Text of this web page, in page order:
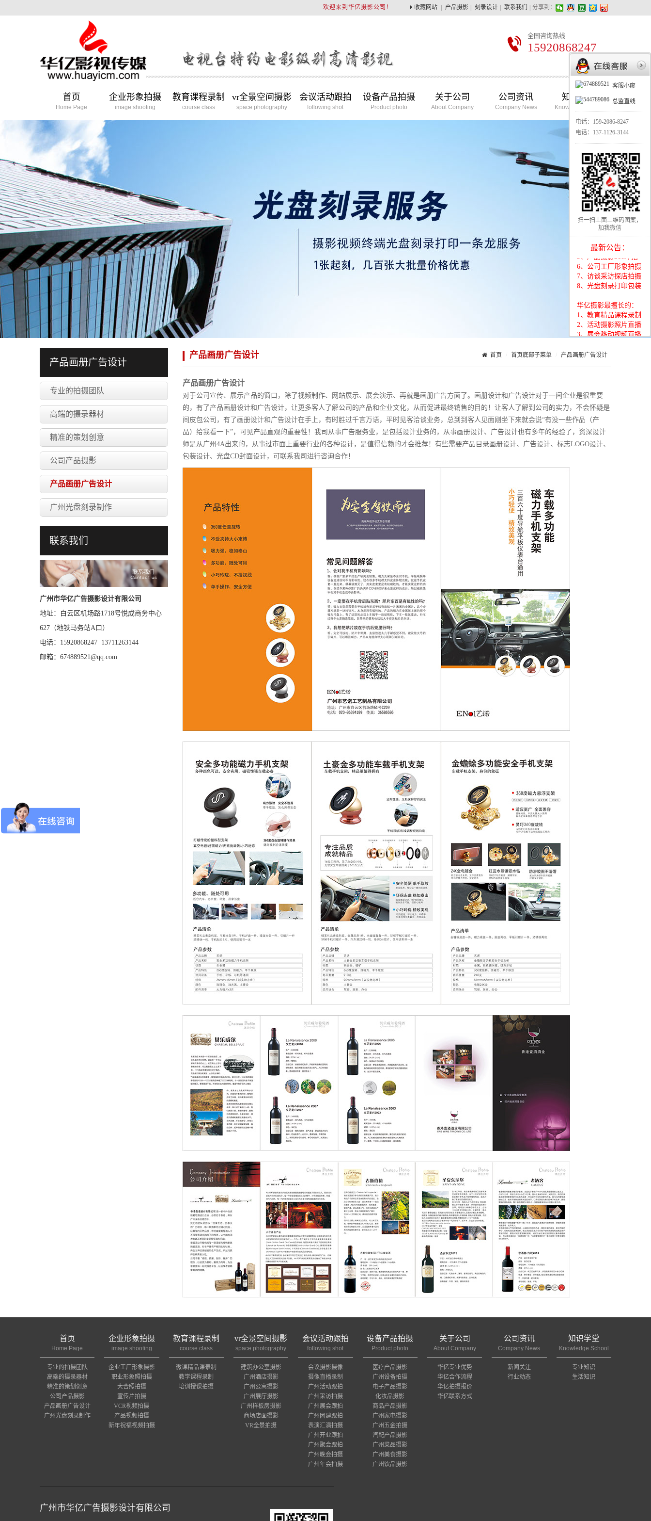
欢迎来到华亿摄影公司！ 收藏网站 产品摄影 刻录设计 联系我们 分享到：
全国咨询热线
15920868247
首页
Home Page
企业形象拍摄
image shooting
教育课程录制
course class
vr全景空间摄影
space photography
会议活动跟拍
following shot
设备产品拍摄
Product photo
关于公司
About Company
公司资讯
Company News
知识学堂
Knowledge School
产品画册广告设计
专业的拍摄团队
高端的摄录器材
精准的策划创意
公司产品摄影
产品画册广告设计
广州光盘刻录制作
联系我们
广州市华亿广告摄影设计有限公司
地址：白云区机场路1718号悦成商务中心
627（地铁马务站A口）
电话：15920868247 13711263144
邮箱：674889521@qq.com
产品画册广告设计 首页 首页底部子菜单 产品画册广告设计
产品画册广告设计
对于公司宣传、展示产品的窗口，除了视频制作、网站展示、展会演示、再就是画册广告方面了。画册设计和广告设计对于一间企业是很重要
的，有了产品画册设计和广告设计，让更多客人了解公司的产品和企业文化，从而促进最终销售的目的！让客人了解到公司的实力，不会怀疑是
间皮包公司，有了画册设计和广告设计在手上，有时胜过千言万语，平时见客洽谈业务，总到到客人见面刚坐下来就会说“有没一些作品（产
品）给我看一下”，可见产品直观的重要性！我司从事广告服务业，是包括设计业务的，从事画册设计、广告设计也有多年的经验了，资深设计
师是从广州4A出来的，从事过市面上重要行业的各种设计，是值得信赖的才会推荐！有些需要产品目录画册设计、广告设计、标志LOGO设计、
包装设计、光盘CD封面设计，可联系我司进行咨询合作！
首页
Home Page
专业的拍摄团队
高端的摄录器材
精准的策划创意
公司产品摄影
产品画册广告设计
广州光盘刻录制作
企业形象拍摄
image shooting
企业工厂形象摄影
职业形象照拍摄
大合照拍摄
宣传片拍摄
VCR视频拍摄
产品视频拍摄
新年祝福视频拍摄
教育课程录制
course class
微课精品课录制
教学课程录制
培训授课拍摄
vr全景空间摄影
space photography
建筑办公室摄影
广州酒店摄影
广州公寓摄影
广州展厅摄影
广州样板房摄影
商场店面摄影
VR全景拍摄
会议活动跟拍
following shot
会议摄影摄像
摄像直播录制
广州活动跟拍
广州采访拍摄
广州展会跟拍
广州团建跟拍
表演汇演拍摄
广州开业跟拍
广州聚会跟拍
广州晚会拍摄
广州年会拍摄
设备产品拍摄
Product photo
医疗产品摄影
广州设备拍摄
电子产品摄影
化妆品摄影
商品产品摄影
广州家电摄影
广州五金拍摄
汽配产品摄影
广州菜品摄影
广州美食摄影
广州饮品摄影
关于公司
About Company
华亿专业优势
华亿合作流程
华亿拍摄报价
华亿联系方式
公司资讯
Company News
新闻关注
行业动态
知识学堂
Knowledge School
专业知识
生活知识
广州市华亿广告摄影设计有限公司
客服小廖
总监直线
电话： 159-2086-8247
电话： 137-1126-3144
扫一扫上面二维码图案，
加我微信
最新公告：
华亿摄影最擅长的：
1、教育精品课程录制
2、活动摄影照片直播
3、展会移动视频直播
4、VR全景酒店摄影
5、产品摄影360环拍
6、公司工厂形象拍摄
7、访谈采访探店拍摄
8、光盘刻录打印包装
1、教育精品课程录制
2、活动摄影照片直播
3、展会移动视频直播
4、VR全景酒店摄影
6、公司工厂形象拍摄
华亿摄影最擅长的：
1、教育精品课程录制
2、活动摄影照片直播
3、展会移动视频直播
4、VR全景酒店摄影
5、产品摄影360环拍